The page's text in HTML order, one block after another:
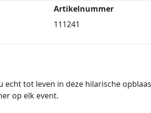
Artikelnummer
111241
tot leven in deze hilarische
op elk event.